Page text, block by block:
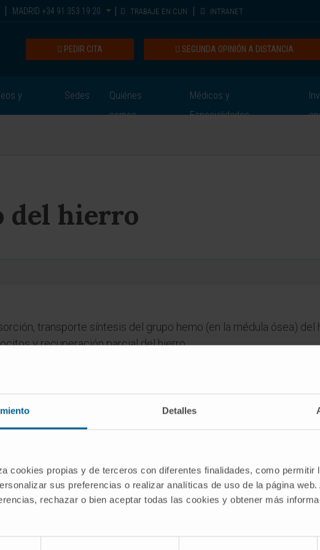
Detalles
cookies propias y de terceros con diferentes finalidades, como permitir
sus preferencias o realizar analíticas de uso de la página web.
rechazar o bien aceptar todas las cookies y obtener más
MADRID +34 91 353 19 20 TRABAJE EN CUN INTRANET
SEGUNDA OPINIÓN A DISTANCIA
PEDIR CITA
y
Sedes
Quiénes
somos
Médicos y
Especialidades
del hierro
transporte síntesis del grupo hemo (en la médula ósea)
y recuperación parcial del hierro.
Médico de la Clínica Universidad de Navarra tiene como objetivo
fuente única para tomar decisiones relacionadas con la salud. Esta
o recomendaciones de profesionales de la salud. Siempre es esencial
Universidad de Navarra no se responsabiliza por el uso inapropiado o la